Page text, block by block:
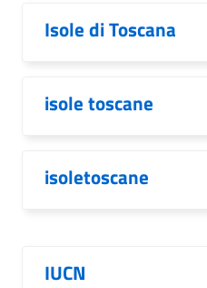
Isole di Toscana
isole toscane
isoletoscane
IUCN